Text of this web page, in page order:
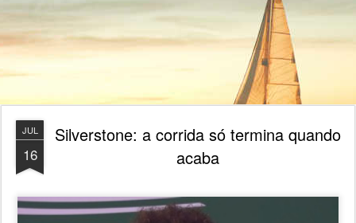
JUL
16
Silverstone: a corrida só termina quando
acaba